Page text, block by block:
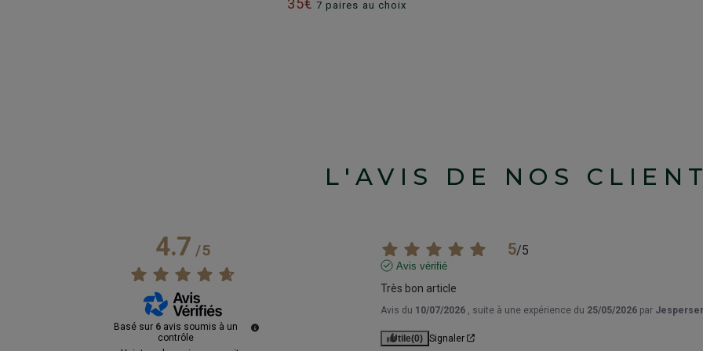
35€ 7 paires au choix
L'AVIS DE NOS
4.7/5
Basé sur 6 avis soumis à un
contrôle
5/5
Avis vérifié
Très bon article
Avis du 10/07/2026 , suite à une expérience du 25/05/2026 par
Utile(0) Signaler